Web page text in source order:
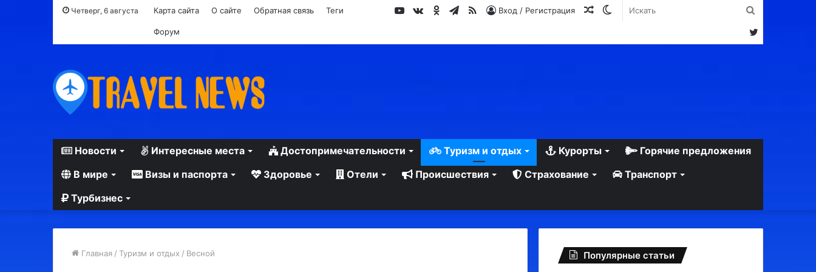
Четверг, 6 августа Карта сайта О сайте Обратная связь Теги
Форум
Switch
Случайная
Вход / Регистрация
RSS
Telegram
Одноклассники
vk.com
YouTube
Twitter
Новости Интересные места Достопримечательности Туризм и отдых Курорты
Горячие предложения
В мире
Визы и паспорта Здоровье Отели Происшествия Страхование
Транспорт
Турбизнес
Главная / Туризм и отдых / Весной Популярные статьи